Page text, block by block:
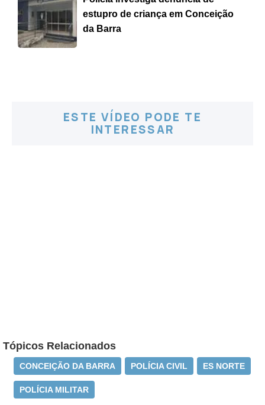
estupro de criança em Conceição
da Barra
ESTE VÍDEO PODE TE
INTERESSAR
Tópicos Relacionados
CONCEIÇÃO DA BARRA POLÍCIA CIVIL ES NORTE
POLÍCIA MILITAR